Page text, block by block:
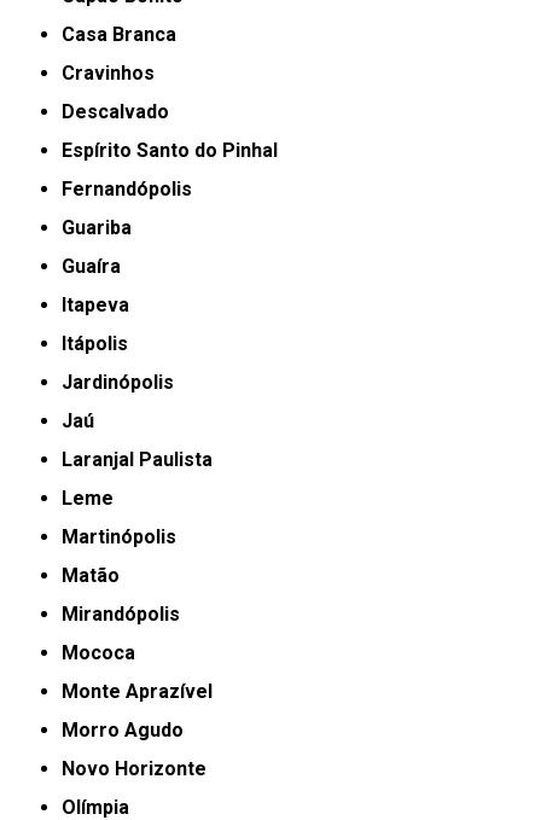
Casa Branca
Cravinhos
Descalvado
Espírito Santo do Pinhal
Fernandópolis
Guariba
Guaíra
Itapeva
Itápolis
Jardinópolis
Jaú
Laranjal Paulista
Leme
Martinópolis
Matão
Mirandópolis
Mococa
Monte Aprazível
Morro Agudo
Novo Horizonte
Olímpia